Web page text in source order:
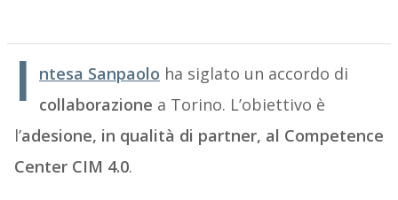
I ntesa Sanpaolo ha siglato un accordo di
collaborazione a Torino. L’obiettivo è
l’adesione, in qualità di partner, al Competence
Center CIM 4.0.